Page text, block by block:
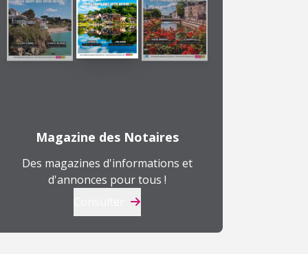
Magazine des Notaires
Des magazines d'informations et
d'annonces pour tous !